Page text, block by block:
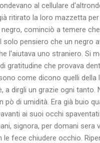
al cellulare
ritirato la loro mazzetta
cominciò a temere
pensiero che un negro
l'aiutava uno straniero. Si
gratitudine che provava
come dicono quelli
a dirgli un grazie ogni
pò di umidità. Era già buio
ai suoi occhi
signora, per domani
fece chiudere occhio.